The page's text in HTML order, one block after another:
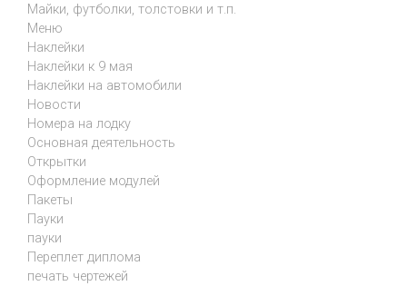
Майки, футболки, толстовки и т.п.
Меню
Наклейки
Наклейки к 9 мая
Наклейки на автомобили
Новости
Номера на лодку
Основная деятельность
Открытки
Оформление модулей
Пакеты
Пауки
пауки
Переплет диплома
печать чертежей